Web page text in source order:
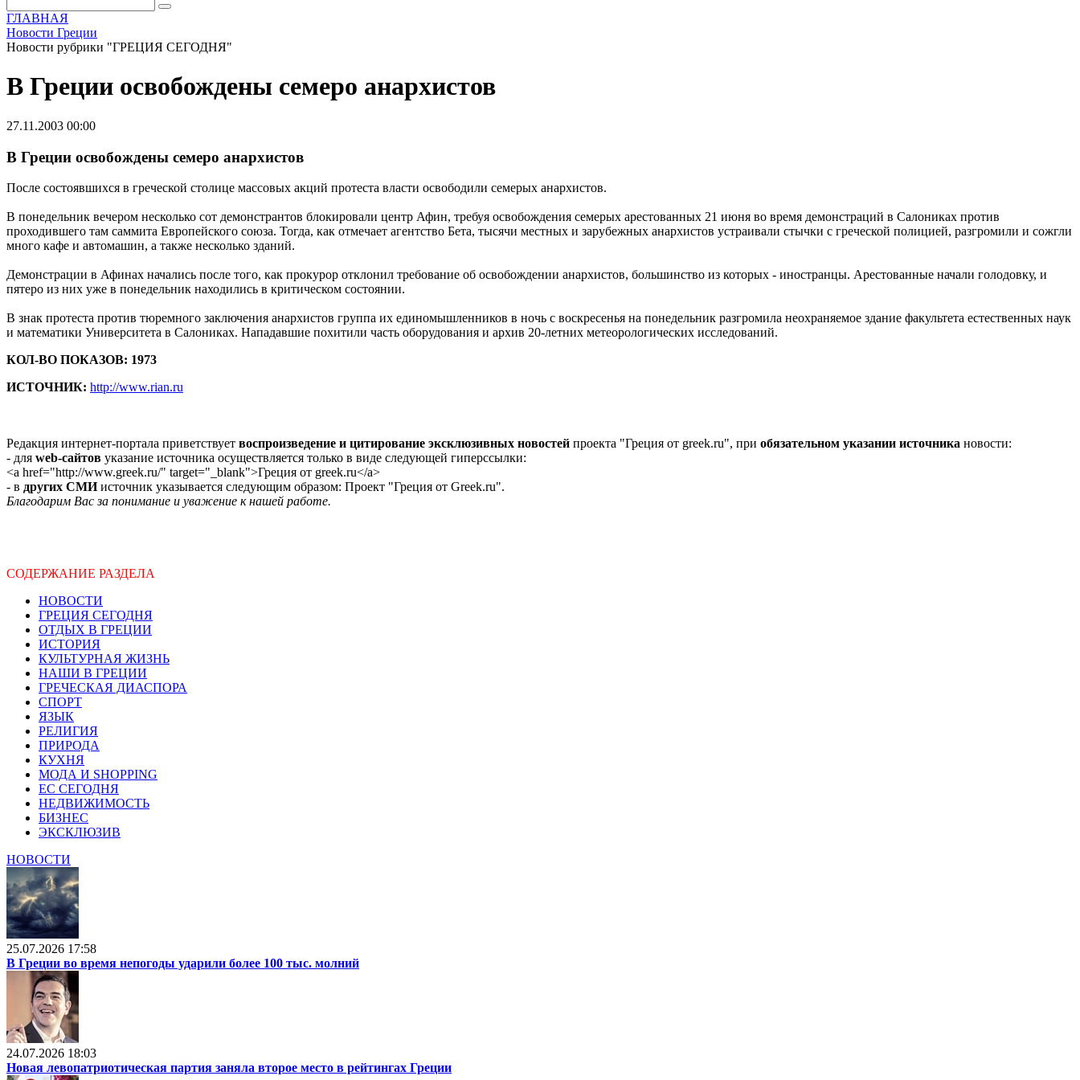
ГЛАВНАЯ
Новости Греции
Новости рубрики "ГРЕЦИЯ СЕГОДНЯ"
В Греции освобождены семеро анархистов
27.11.2003 00:00
В Греции освобождены семеро анархистов
После состоявшихся в греческой столице массовых акций протеста власти освободили семерых анархистов.
В понедельник вечером несколько сот демонстрантов блокировали центр Афин, требуя освобождения семерых арестованных 21 июня во время демонстраций в Салониках против
проходившего там саммита Европейского союза. Тогда, как отмечает агентство Бета, тысячи местных и зарубежных анархистов устраивали стычки с греческой полицией, разгромили и сожгли
много кафе и автомашин, а также несколько зданий.
Демонстрации в Афинах начались после того, как прокурор отклонил требование об освобождении анархистов, большинство из которых - иностранцы. Арестованные начали голодовку, и
пятеро из них уже в понедельник находились в критическом состоянии.
В знак протеста против тюремного заключения анархистов группа их единомышленников в ночь с воскресенья на понедельник разгромила неохраняемое здание факультета естественных наук
и математики Университета в Салониках. Нападавшие похитили часть оборудования и архив 20-летних метеорологических исследований.
КОЛ-ВО ПОКАЗОВ: 1973
ИСТОЧНИК: http://www.rian.ru
Редакция интернет-портала приветствует воспроизведение и цитирование эксклюзивных новостей проекта "Греция от greek.ru", при обязательном указании источника новости:
- для web-сайтов указание источника осуществляется только в виде следующей гиперссылки:
<a href="http://www.greek.ru/" target="_blank">Греция от greek.ru</a>
- в других СМИисточник указывается следующим образом: Проект "Греция от Greek.ru".
Благодарим Вас за понимание и уважение к нашей работе.
СОДЕРЖАНИЕ РАЗДЕЛА
НОВОСТИ
ГРЕЦИЯ СЕГОДНЯ
ОТДЫХ В ГРЕЦИИ
ИСТОРИЯ
КУЛЬТУРНАЯ ЖИЗНЬ
НАШИ В ГРЕЦИИ
ГРЕЧЕСКАЯ ДИАСПОРА
СПОРТ
ЯЗЫК
РЕЛИГИЯ
ПРИРОДА
КУХНЯ
МОДА И SHOPPING
ЕС СЕГОДНЯ
НЕДВИЖИМОСТЬ
БИЗНЕС
ЭКСКЛЮЗИВ
НОВОСТИ
25.07.2026 17:58
В Греции во время непогоды ударили более 100 тыс. молний
24.07.2026 18:03
Новая левопатриотическая партия заняла второе место в рейтингах Греции